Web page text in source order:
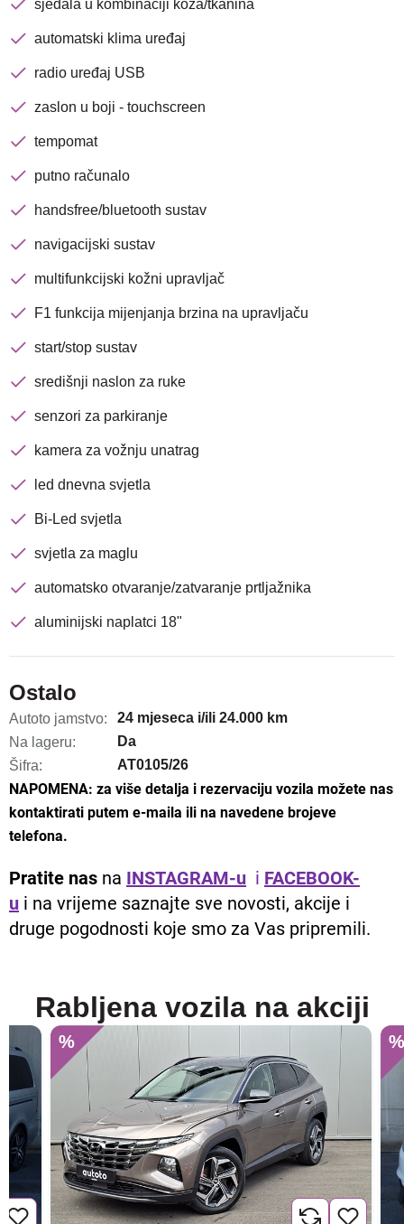
sjedala u kombinaciji koža/tkanina
automatski klima uređaj
radio uređaj USB
zaslon u boji - touchscreen
tempomat
putno računalo
handsfree/bluetooth sustav
navigacijski sustav
multifunkcijski kožni upravljač
F1 funkcija mijenjanja brzina na upravljaču
start/stop sustav
središnji naslon za ruke
senzori za parkiranje
kamera za vožnju unatrag
led dnevna svjetla
Bi-Led svjetla
svjetla za maglu
automatsko otvaranje/zatvaranje prtljažnika
aluminijski naplatci 18"
Ostalo
Autoto jamstvo:
24 mjeseca i/ili 24.000 km
Na lageru:
Da
Šifra:
AT0105/26
NAPOMENA: za više detalja i rezervaciju vozila možete nas
kontaktirati putem e-maila ili na navedene brojeve
telefona.
Pratite nas na INSTAGRAM-u i FACEBOOK-
u i na vrijeme saznajte sve novosti, akcije i
druge pogodnosti koje smo za Vas pripremili.
Rabljena vozila na akciji
%
Nova lokacija - Slavonska
avenija 102, Resnik
Brza pretraga